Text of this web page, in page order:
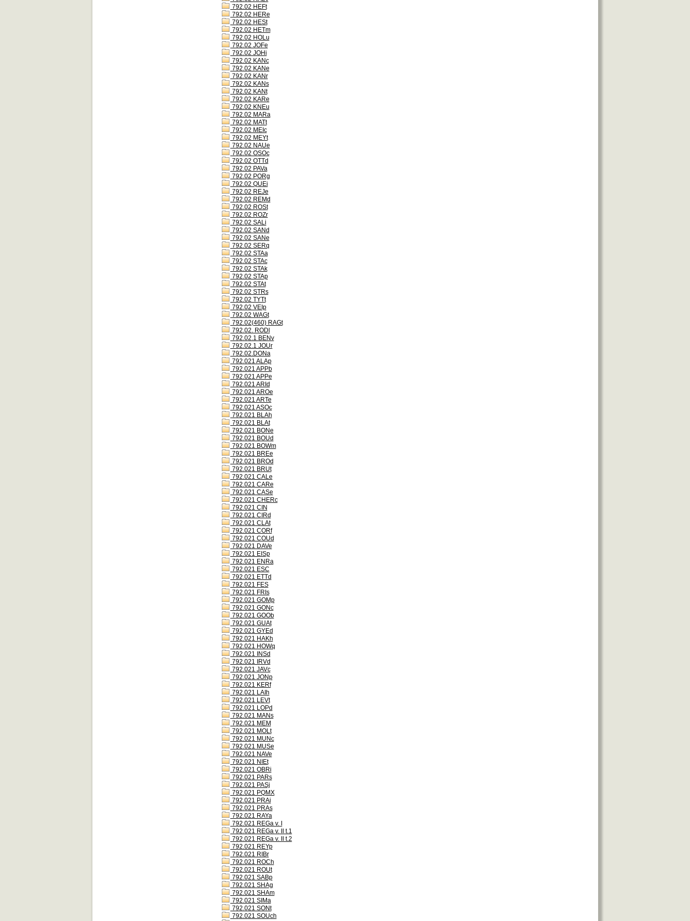
792.02 HEFt
792.02 HERe
792.02 HESt
792.02 HETm
792.02 HOLu
792.02 JOFe
792.02 JOHi
792.02 KANc
792.02 KANe
792.02 KANr
792.02 KANs
792.02 KANt
792.02 KARe
792.02 KNEu
792.02 MARa
792.02 MATt
792.02 MEIc
792.02 MEYt
792.02 NAUe
792.02 OSOc
792.02 OTTd
792.02 PAVa
792.02 PORg
792.02 QUEi
792.02 REJe
792.02 REMd
792.02 ROSt
792.02 ROZr
792.02 SALi
792.02 SANd
792.02 SANe
792.02 SERq
792.02 STAa
792.02 STAc
792.02 STAk
792.02 STAp
792.02 STAt
792.02 STRs
792.02 TYTt
792.02 VEIp
792.02 WAGt
792.02(460) RAGt
792.02. RODl
792.02.1 BENv
792.02.1 JOUr
792.02.DONa
792.021 ALAp
792.021 APPb
792.021 APPe
792.021 ARId
792.021 AROe
792.021 ARTe
792.021 ASOc
792.021 BLAh
792.021 BLAt
792.021 BONe
792.021 BOUd
792.021 BOWm
792.021 BREe
792.021 BROd
792.021 BRUt
792.021 CALe
792.021 CARe
792.021 CASe
792.021 CHERc
792.021 CIN
792.021 CIRd
792.021 CLAt
792.021 CORf
792.021 COUd
792.021 DAVe
792.021 EISp
792.021 ENRa
792.021 ESC
792.021 ETTd
792.021 FES
792.021 FRIs
792.021 GOMp
792.021 GONc
792.021 GOOb
792.021 GUAt
792.021 GYEd
792.021 HAKh
792.021 HOWq
792.021 INSd
792.021 IRVd
792.021 JAVc
792.021 JONp
792.021 KERf
792.021 LAIh
792.021 LEVt
792.021 LOPd
792.021 MANs
792.021 MEM
792.021 MOLt
792.021 MUNc
792.021 MUSe
792.021 NAVe
792.021 NIEt
792.021 OBRi
792.021 PARs
792.021 PASj
792.021 PQMX
792.021 PRAi
792.021 PRAs
792.021 RAYa
792.021 REGa v. I
792.021 REGa v. II t.1
792.021 REGa v. II t.2
792.021 REYp
792.021 RIBr
792.021 ROCh
792.021 ROUt
792.021 SABp
792.021 SHAg
792.021 SHAm
792.021 SIMa
792.021 SONt
792.021 SOUch